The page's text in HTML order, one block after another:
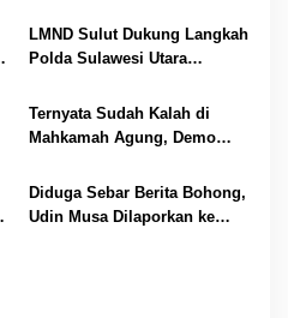
untuk ODGJ, Perempuan dan
Anak
LMND Sulut Dukung Langkah
Polda Sulawesi Utara
Akar Rumput
Ternyata Sudah Kalah di
Mahkamah Agung, Demo
Alamat
Diduga Sebar Berita Bohong,
Udin Musa Dilaporkan ke